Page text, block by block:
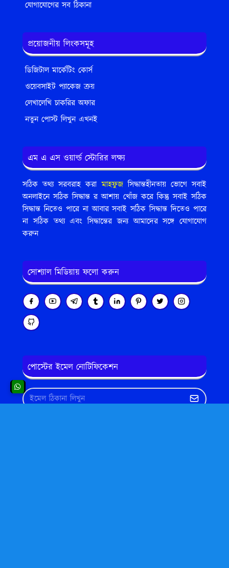
যোগাযোগের সব ঠিকানা
প্রয়োজনীয় লিংকসমূহ
ডিজিটাল মার্কেটিং কোর্স
ওয়েবসাইট প্যাকেজ ক্রয়
লেখালেখি চাকরির অফার
নতুন পোস্ট লিখুন এখনই
এম এ এস ওয়ার্ল্ড স্টোরির লক্ষ্য
সঠিক তথ্য সরবরাহ করামাহফুজসিদ্ধান্তহীনতায় ভোগে সবাই
অনলাইনে সঠিক সিদ্ধান্ত র আশায় খোঁজ করে কিন্তু সবাই সঠিক
সিদ্ধান্ত নিতেও পারে না আবার সবাই সঠিক সিদ্ধান্ত দিতেও পারে
না সঠিক তথ্য এবং সিদ্ধান্তের জন্য আমাদের সঙ্গে যোগাযোগ
করুন
সোশ্যাল মিডিয়ায় ফলো করুন
পোস্টের ইমেল নোটিফিকেশন